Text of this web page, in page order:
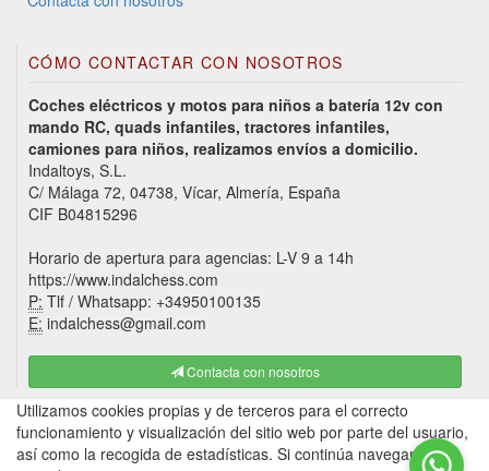
CÓMO CONTACTAR CON NOSOTROS
Coches eléctricos y motos para niños a batería 12v con
mando RC, quads infantiles, tractores infantiles,
camiones para niños, realizamos envíos a domicilio.
Indaltoys, S.L.
C/ Málaga 72, 04738, Vícar, Almería, España
CIF B04815296
Horario de apertura para agencias: L-V 9 a 14h
https://www.indalchess.com
P: Tlf / Whatsapp: +34950100135
E: indalchess@gmail.com
Contacta con nosotros
Utilizamos cookies propias y de terceros para el correcto
funcionamiento y visualización del sitio web por parte del usuario,
así como la recogida de estadísticas. Si continúa navegando,